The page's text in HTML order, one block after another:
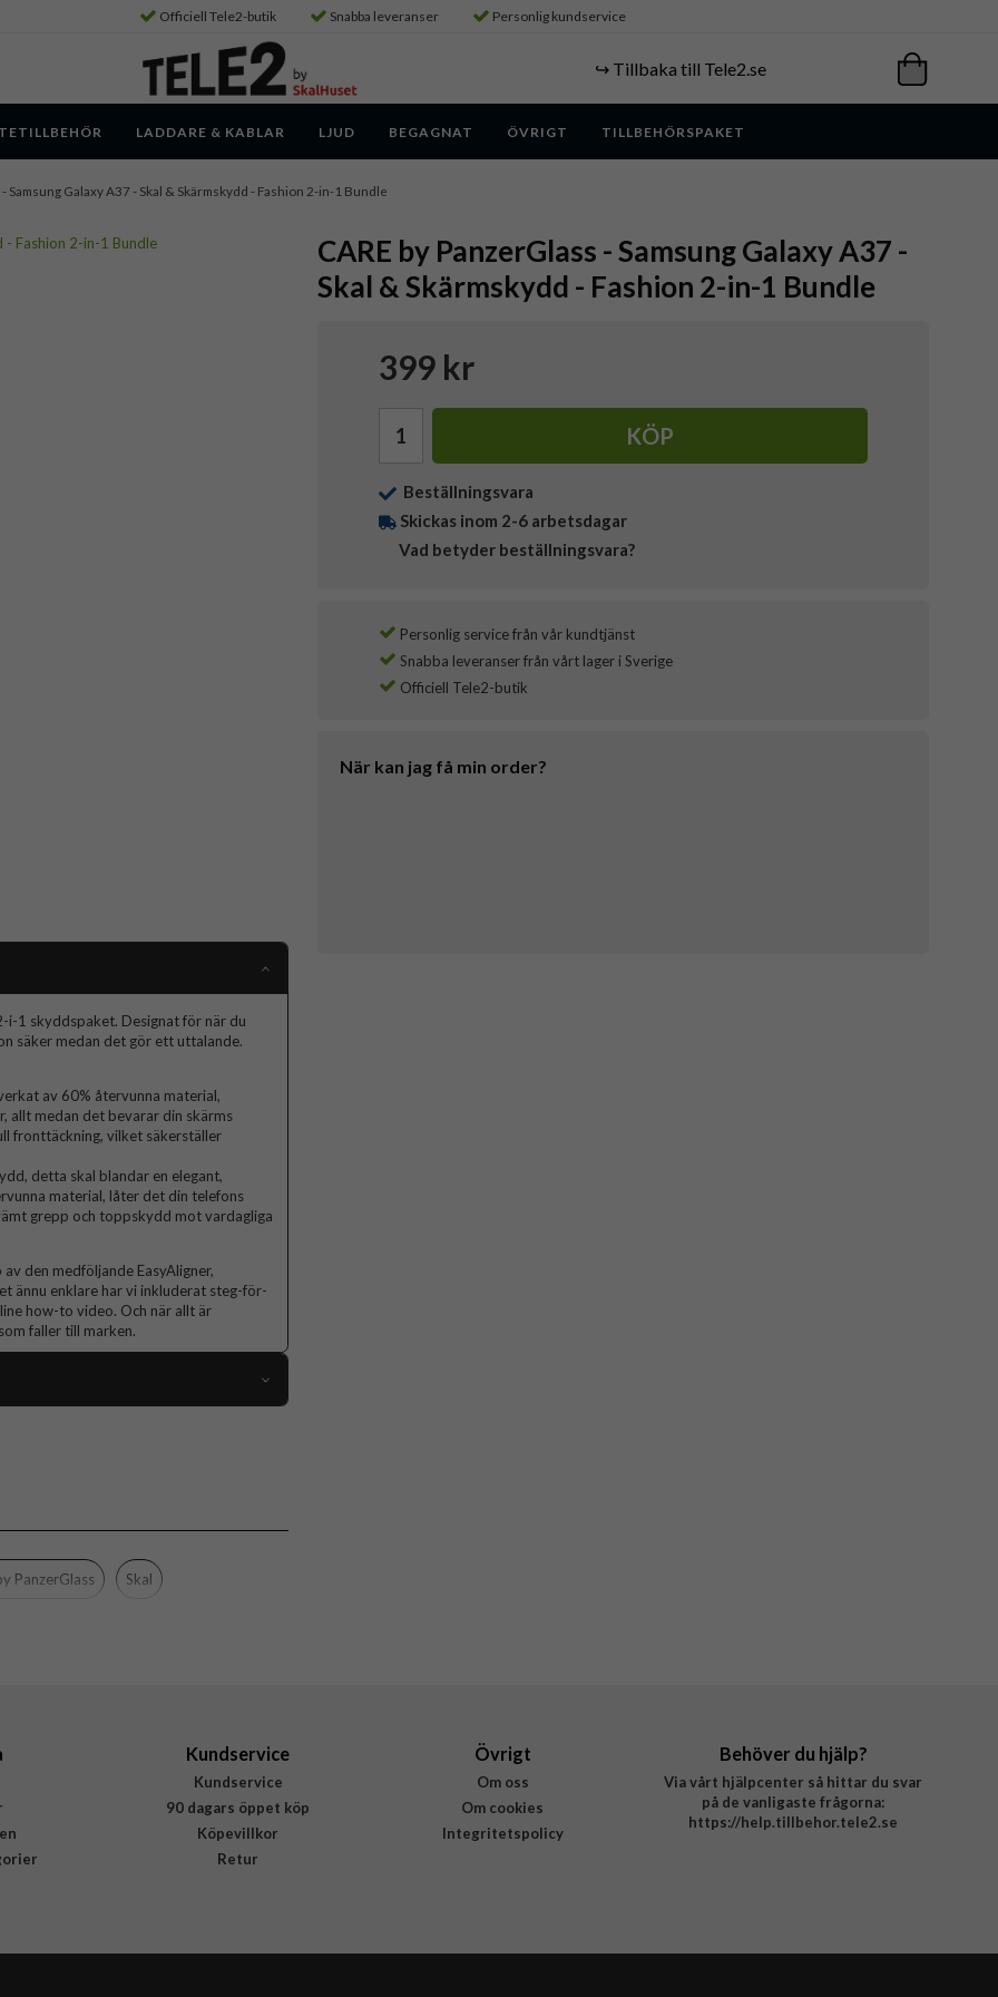
Officiell Tele2-butik Snabba leveranser Personlig kundservice
↪️ Tillbaka till Tele2.se
LADDARE & KABLAR LJUD BEGAGNAT ÖVRIGT TILLBEHÖRSPAKET
- Samsung Galaxy A37 - Skal & Skärmskydd - Fashion 2-in-1 Bundle
CARE by PanzerGlass - Samsung Galaxy A37 -
Skal & Skärmskydd - Fashion 2-in-1 Bundle
399 kr
KÖP
Beställningsvara
Skickas inom 2-6 arbetsdagar
Vad betyder beställningsvara?
Personlig service från vår kundtjänst
Snabba leveranser från vårt lager i Sverige
Officiell Tele2-butik
När kan jag få min order?
i-1 skyddspaket. Designat för när du
säker medan det gör ett uttalande.
av 60% återvunna material,
allt medan det bevarar din skärms
fronttäckning, vilket säkerställer
detta skal blandar en elegant,
material, låter det din telefons
grepp och toppskydd mot vardagliga
den medföljande EasyAligner,
ännu enklare har vi inkluderat steg-för-
how-to video. Och när allt är
faller till marken.
Genomskinlig
Härdat glas, Mjukplast (TPU)
PanzerGlass Skal
Kundservice
Kundservice
90 dagars öppet köp
Köpevillkor
Retur
Övrigt
Om oss
Om cookies
Integritetspolicy
Behöver du hjälp?
Via vårt hjälpcenter så hittar du svar
på de vanligaste frågorna:
https://help.tillbehor.tele2.se